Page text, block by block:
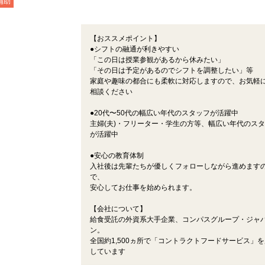
【おススメポイント】
●シフトの融通が利きやすい
「この日は授業参観があるから休みたい」
「その日は予定があるのでシフトを調整したい」等
家庭や趣味の都合にも柔軟に対応しますので、お気軽
相談ください
●20代〜50代の幅広い年代のスタッフが活躍中
主婦(夫)・フリーター・学生の方等、幅広い年代のス
が活躍中
●安心の教育体制
入社後は先輩たちが優しくフォローしながら進めます
で、
安心してお仕事を始められます。
【会社について】
給食受託の外資系大手企業、コンパスグループ・ジャ
ン。
全国約1,500ヵ所で「コントラクトフードサービス」
しています